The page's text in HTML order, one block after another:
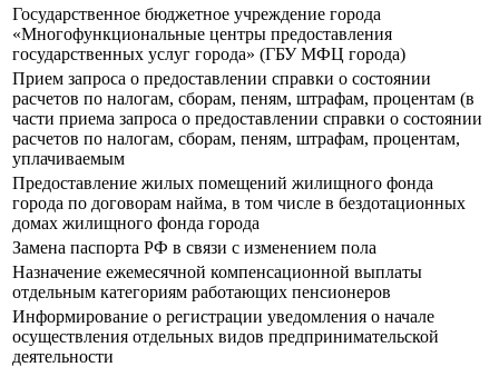
Государственное бюджетное учреждение города
«Многофункциональные центры предоставления
государственных услуг города» (ГБУ МФЦ города)
Прием запроса о предоставлении справки о состоянии
расчетов по налогам, сборам, пеням, штрафам, процентам (в
части приема запроса о предоставлении справки о состоянии
расчетов по налогам, сборам, пеням, штрафам, процентам,
уплачиваемым
Предоставление жилых помещений жилищного фонда
города по договорам найма, в том числе в бездотационных
домах жилищного фонда города
Замена паспорта РФ в связи с изменением пола
Назначение ежемесячной компенсационной выплаты
отдельным категориям работающих пенсионеров
Информирование о регистрации уведомления о начале
осуществления отдельных видов предпринимательской
деятельности